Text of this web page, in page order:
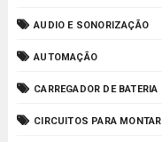
AUDIO E SONORIZAÇÃO
AUTOMAÇÃO
CARREGADOR DE BATERIA
CIRCUITOS PARA MONTAR